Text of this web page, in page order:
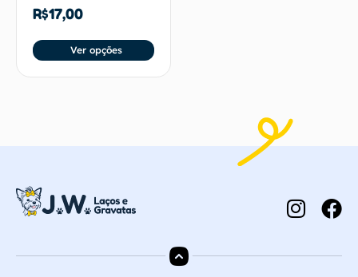
R$17,00
Ver opções